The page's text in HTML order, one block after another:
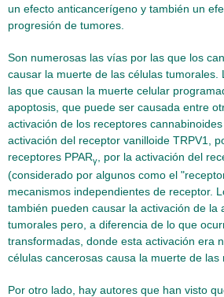
un efecto anticancerígeno y también un
progresión de tumores.
Son numerosas las vías por las que los
causar la muerte de las células tumorales.
las que causan la muerte celular
apoptosis, que puede ser causada entre
activación de los receptores
activación del receptor vanilloide TRPV1,
receptores PPARγ
, por la activación del
(considerado por algunos como el
mecanismos independientes de receptor.
también pueden causar la activación de la
tumorales pero, a diferencia de lo que
transformadas, donde esta activación era
células cancerosas causa la muerte de las
Por otro lado, hay autores que han visto